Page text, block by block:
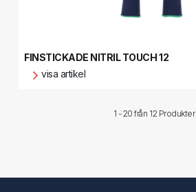
FINSTICKADE NITRIL TOUCH 12
visa artikel
1 - 20 från 12 Produkter